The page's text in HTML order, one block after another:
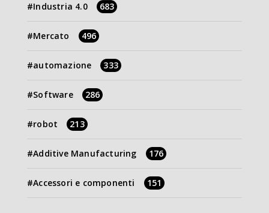
Industria 4.0 683
Mercato 496
automazione 333
Software 286
robot 213
Additive Manufacturing 176
Accessori e componenti 151